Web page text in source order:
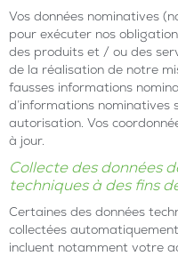
Vos données nominatives
pour exécuter nos
des produits et / ou des
de la réalisation de notre
fausses informations
d’informations nominatives
autorisation. Vos
à jour.
Collecte des données
techniques à des fins
Certaines des données
collectées
incluent notamment votre